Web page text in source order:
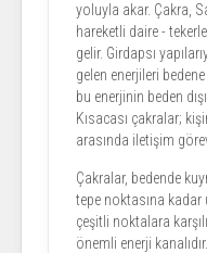
yoluyla akar. Çakra,
hareketli daire -
gelir. Girdapsı
gelen enerjileri
bu enerjinin beden
Kısacası çakralar;
arasında iletişim
Çakralar, bedende
tepe noktasına
çeşitli noktalara
önemli enerji